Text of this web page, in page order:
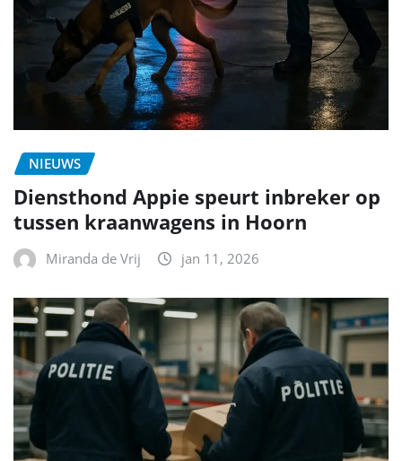
NIEUWS
Diensthond Appie speurt inbreker op
tussen kraanwagens in Hoorn
Miranda de Vrij jan 11, 2026